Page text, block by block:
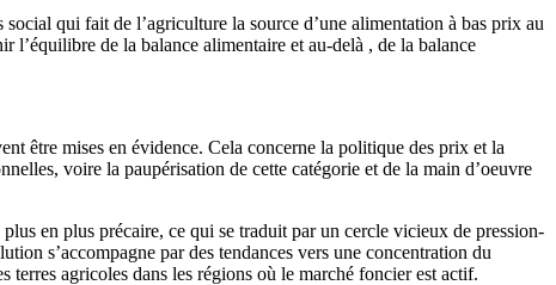
qui fait de l’agriculture la source d’une alimentation à bas prix au
l’équilibre de la balance alimentaire et au-delà , de la balance
être mises en évidence. Cela concerne la politique des prix et la
voire la paupérisation de cette catégorie et de la main d’oeuvre
en plus précaire, ce qui se traduit par un cercle vicieux de pression-
s’accompagne par des tendances vers une concentration du
terres agricoles dans les régions où le marché foncier est actif.